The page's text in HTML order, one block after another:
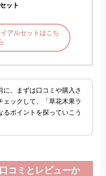
ット
アルセットはこち
に、まずは口コミや購入さ
ェックして、「草花木果ラ
るポイントを探っていこう
コミとレビューか